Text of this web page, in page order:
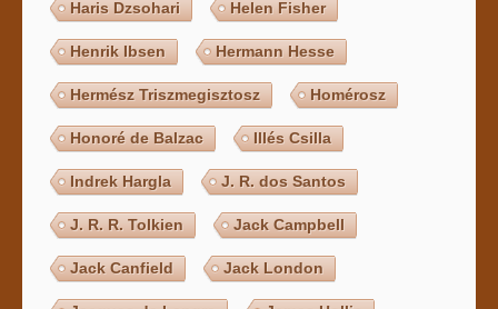
Haris Dzsohari Helen Fisher
Henrik Ibsen Hermann Hesse
Hermész Triszmegisztosz Homérosz
Honoré de Balzac Illés Csilla
Indrek Hargla J. R. dos Santos
J. R. R. Tolkien Jack Campbell
Jack Canfield Jack London